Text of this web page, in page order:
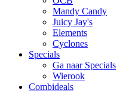
Mandy Candy
Juicy Jay's
Elements
Cyclones
Specials
Ga naar Specials
Wierook
Combideals